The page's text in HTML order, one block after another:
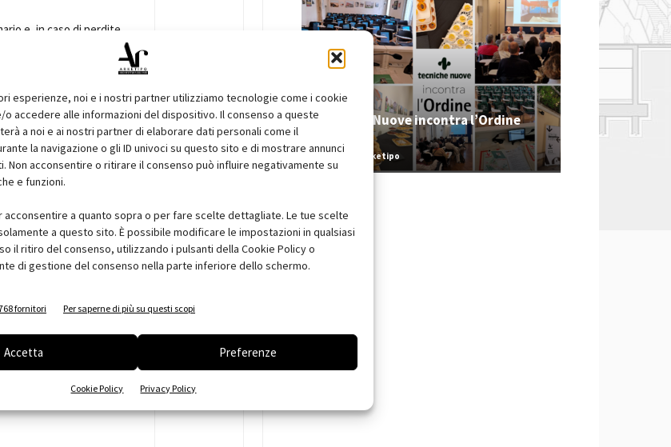
esperienze, noi e i nostri partner utilizziamo tecnologie come i cookie
accedere alle informazioni del dispositivo. Il consenso a queste
a noi e ai nostri partner di elaborare dati personali come il
la navigazione o gli ID univoci su questo sito e di mostrare annunci
Non acconsentire o ritirare il consenso può influire negativamente su
e funzioni.
acconsentire a quanto sopra o per fare scelte dettagliate. Le tue scelte
a questo sito. È possibile modificare le impostazioni in qualsiasi
il ritiro del consenso, utilizzando i pulsanti della Cookie Policy o
di gestione del consenso nella parte inferiore dello schermo.
fornitori Per saperne di più su questi scopi
Accetta Preferenze
Cookie Policy Privacy Policy
e, in caso di perdite
acqua.
i pannelli per proteggerli
utilizzo e controllarne il
solari.
attesa di sostituirlo,
telo trasparente, in
del pannello.
almeno una volta
di manutenzione
fotovoltaici e
la progettazione, Roma
Tecniche Nuove incontra l’Ordine
Redazione Arketipo